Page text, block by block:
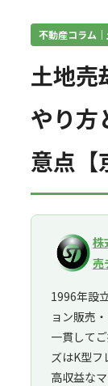
不動産コラム
土地売
やり方
意点【
株
売
1996年設
ョン販売
一貫して
ズはK型フ
高収益な